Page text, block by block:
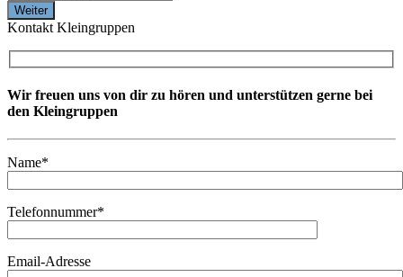
Kontakt Kleingruppen
Wir freuen uns von dir zu hören und unterstützen gerne bei
den Kleingruppen
Name*
Telefonnummer*
Email-Adresse